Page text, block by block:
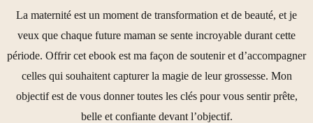
La maternité est un moment de transformation et de beauté, et je
veux que chaque future maman se sente incroyable durant cette
période. Offrir cet ebook est ma façon de soutenir et d’accompagner
celles qui souhaitent capturer la magie de leur grossesse. Mon
objectif est de vous donner toutes les clés pour vous sentir prête,
belle et confiante devant l’objectif.